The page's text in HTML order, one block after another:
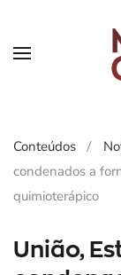
Conteúdos
condenados a
quimioterápico
União,